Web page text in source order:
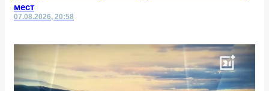
мест
07.08.2026, 20:58